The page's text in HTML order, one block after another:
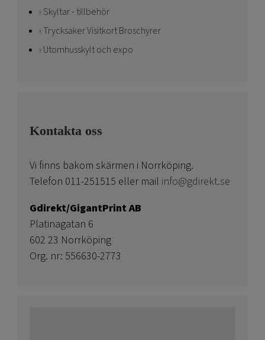
Skyltar - tillbehör
Trycksaker Visitkort Broschyrer
Utomhusskylt och expo
Kontakta oss
Vi finns bakom skärmen i Norrköping.
Telefon 011-251515 eller mail info@gdirekt.se
Gdirekt/GigantPrint AB
Platinagatan 6
602 23 Norrköping
Org. nr: 556630-2773